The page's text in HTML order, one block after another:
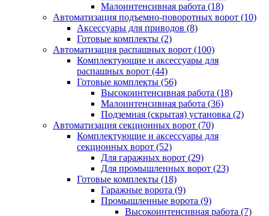
Малоинтенсивная работа (18)
Автоматизация подъемно-поворотных ворот (10)
Аксессуары для приводов (8)
Готовые комплекты (2)
Автоматизация распашных ворот (100)
Комплектующие и аксессуары для
распашных ворот (44)
Готовые комплекты (56)
Высокоинтенсивная работа (18)
Малоинтенсивная работа (36)
Подземная (скрытая) установка (2)
Автоматизация секционных ворот (70)
Комплектующие и аксессуары для
секционных ворот (52)
Для гаражных ворот (29)
Для промышленных ворот (23)
Готовые комплекты (18)
Гаражные ворота (9)
Промышленные ворота (9)
Высокоинтенсивная работа (7)